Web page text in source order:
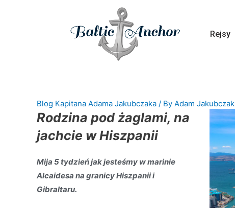
Rejsy
Blog Kapitana Adama Jakubczaka / By Adam Jakubczak
Rodzina pod żaglami, na
jachcie w Hiszpanii
Mija 5 tydzień jak jesteśmy w marinie
Alcaidesa na granicy Hiszpanii i
Gibraltaru.